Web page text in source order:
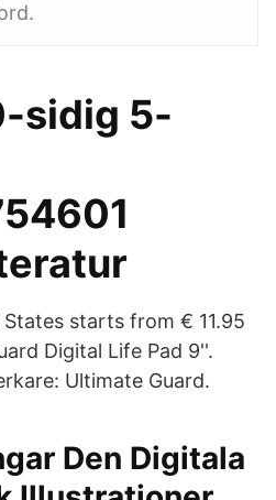
sidig 5-
starts from € 11.95
Digital Life Pad 9''.
Ultimate Guard.
Den Digitala